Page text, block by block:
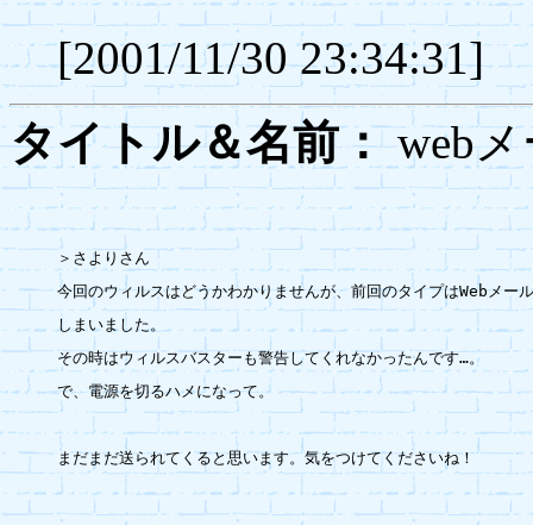
[2001/11/30 23:34:31]
タイトル＆名前：web
＞さよりさん
今回のウィルスはどうかわかりませんが、前回のタイプはWebメー
しまいました。
その時はウィルスバスターも警告してくれなかったんです…。
で、電源を切るハメになって。
まだまだ送られてくると思います。気をつけてくださいね！